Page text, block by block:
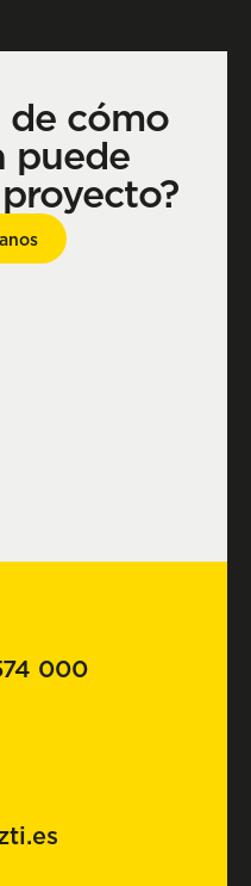
de cómo
puede
000